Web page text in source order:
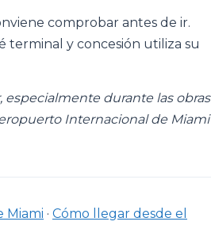
comprobar antes de ir.
terminal y concesión utiliza su
durante las obras
Internacional de Miami
Miami · Cómo llegar desde el